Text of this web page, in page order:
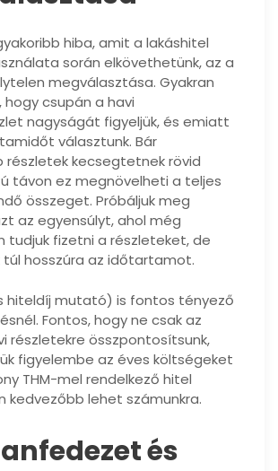
hiba, amit a lakáshitel
során elkövethetünk, az a
megválasztása. Gyakran
csupán a havi
nagyságát figyeljük, és emiatt
választunk. Bár
részletek kecsegtetnek rövid
távon ez megnövelheti a teljes
összeget. Próbáljuk meg
az egyensúlyt, ahol még
tudjuk fizetni a részleteket, de
túl hosszúra az időtartamot.
hiteldíj mutató) is fontos tényező
Fontos, hogy ne csak az
részletekre összpontosítsunk,
figyelembe az éves költségeket
THM-mel rendelkező hitel
kedvezőbb lehet számunkra.
és